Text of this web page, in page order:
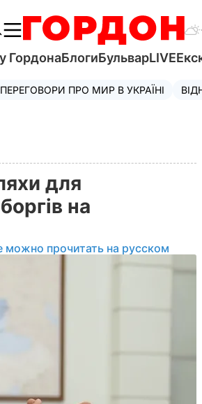
ГордонаБлогиБульварLIVE
ПЕРЕГОВОРИ ПРО МИР В УКРАЇНІ
для
на
можно прочитать на русском